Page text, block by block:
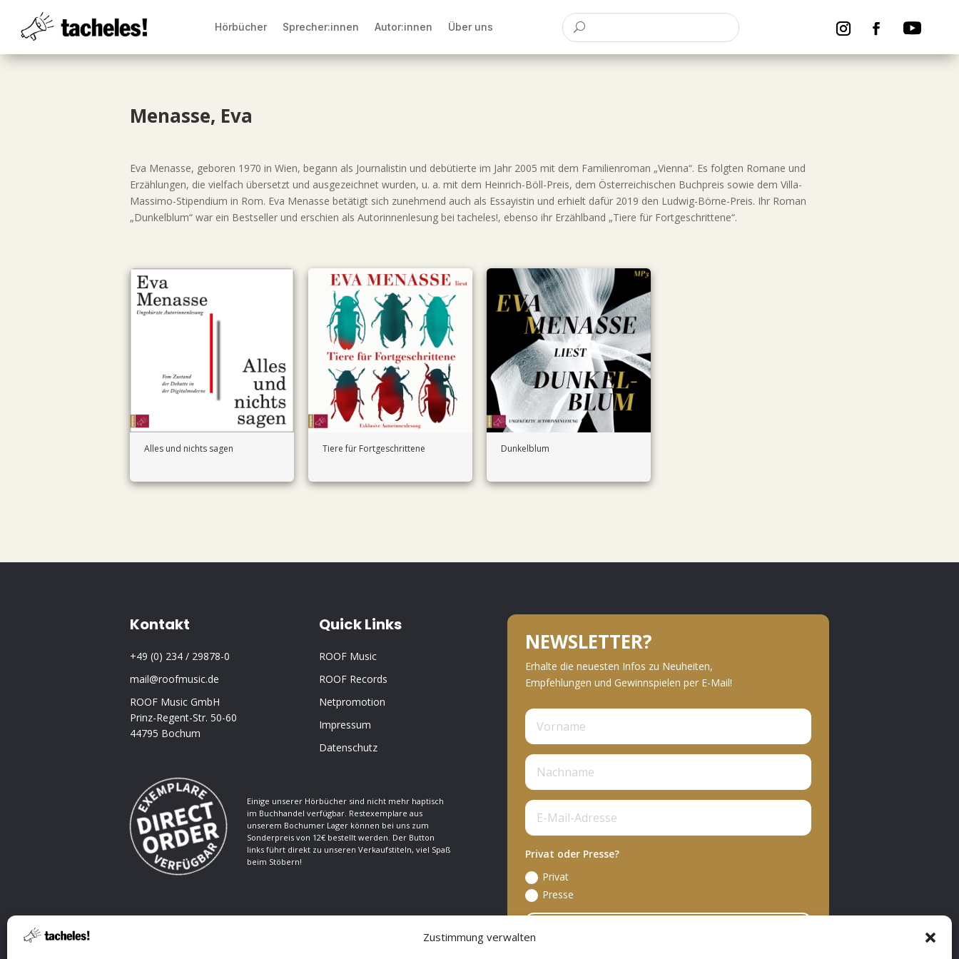
Zustimmung verwalten
Hörbücher Sprecher:innen Autor:innen Über uns
Menasse, Eva
Eva Menasse, geboren 1970 in Wien, begann als Journalistin und debütierte im Jahr 2005 mit dem Familienroman „Vienna“. Es folgten Romane und
Erzählungen, die vielfach übersetzt und ausgezeichnet wurden, u. a. mit dem Heinrich-Böll-Preis, dem Österreichischen Buchpreis sowie dem Villa-
Massimo-Stipendium in Rom. Eva Menasse betätigt sich zunehmend auch als Essayistin und erhielt dafür 2019 den Ludwig-Börne-Preis. Ihr Roman
„Dunkelblum“ war ein Bestseller und erschien als Autorinnenlesung bei tacheles!, ebenso ihr Erzählband „Tiere für Fortgeschrittene“.
Alles und nichts sagen Tiere für Fortgeschrittene Dunkelblum
Kontakt
+49 (0) 234 / 29878-0
mail@roofmusic.de
ROOF Music GmbH
Prinz-Regent-Str. 50-60
44795 Bochum
Quick Links
ROOF Music
ROOF Records
Netpromotion
Impressum
Datenschutz
Einige unserer Hörbücher sind nicht mehr haptisch
im Buchhandel verfügbar. Restexemplare aus
unserem Bochumer Lager können bei uns zum
Sonderpreis von 12€ bestellt werden. Der Button
links führt direkt zu unseren Verkaufstiteln, viel Spaß
beim Stöbern!
NEWSLETTER?
Erhalte die neuesten Infos zu Neuheiten,
Empfehlungen und Gewinnspielen per E-Mail!
Privat oder Presse?
Privat
Presse